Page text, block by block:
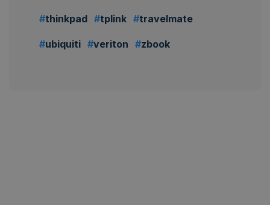
thinkpad tplink travelmate
ubiquiti veriton zbook